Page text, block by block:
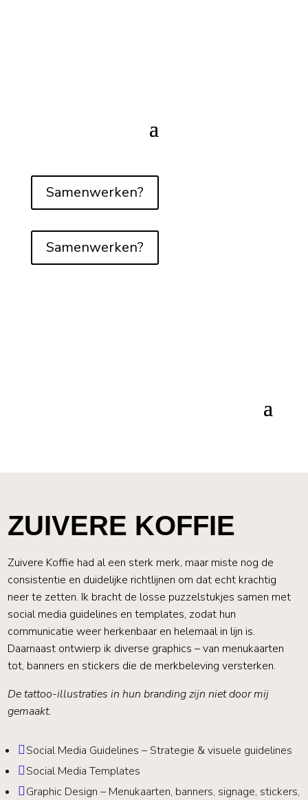
Samenwerken?
Samenwerken?
ZUIVERE KOFFIE
Zuivere Koffie had al een sterk merk, maar miste nog de
consistentie en duidelijke richtlijnen om dat echt krachtig
neer te zetten. Ik bracht de losse puzzelstukjes samen met
social media guidelines en templates, zodat hun
communicatie weer herkenbaar en helemaal in lijn is.
Daarnaast ontwierp ik diverse graphics – van menukaarten
tot, banners en stickers die de merkbeleving versterken.
De tattoo-illustraties in hun branding zijn niet door mij
gemaakt.
 Social Media Guidelines – Strategie & visuele guidelines
 Social Media Templates
 Graphic Design – Menukaarten, banners, signage, stickers,